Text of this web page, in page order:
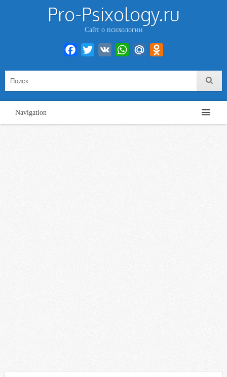
Pro-Psixology.ru
Сайт о психологии
Facebook
Twitter VK WhatsAppMail.Ru
Navigation